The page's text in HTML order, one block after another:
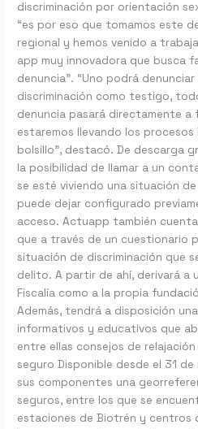
discriminación por orientación
“es por eso que tomamos este
regional y hemos venido a
app muy innovadora que busca
denuncia”. “Uno podrá
discriminación como testigo,
denuncia pasará directamente
estaremos llevando los
bolsillo”, destacó. De descarga
la posibilidad de llamar a un
se esté viviendo una situación
puede dejar configurado
acceso. Actuapp también
que a través de un cuestionario
situación de discriminación que
delito. A partir de ahí, derivará a
Fiscalía como a la propia
Además, tendrá a disposición
informativos y educativos que
entre ellas consejos de
seguro Disponible desde el 31
sus componentes una
seguros, entre los que se
estaciones de Biotrén y centros